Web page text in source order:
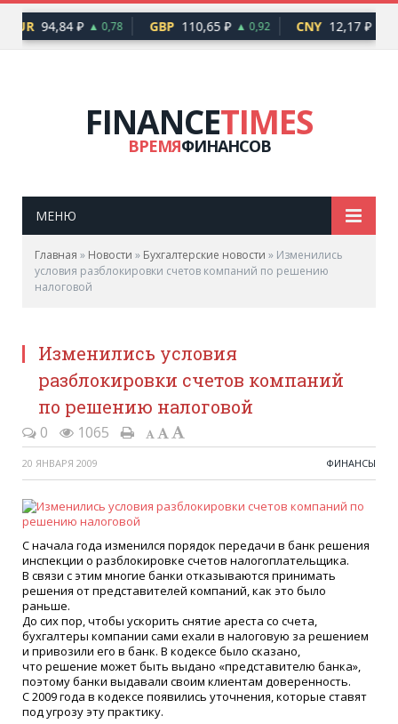
EUR 94,84 ₽ ▲ 0,78 GBP 110,65 ₽ ▲ 0,92 CNY 12,17 ₽ ▲
FINANCETIMES
ВРЕМЯФИНАНСОВ
МЕНЮ
Главная » Новости » Бухгалтерские новости » Изменились
условия разблокировки счетов компаний по решению
налоговой
Изменились условия
разблокировки счетов компаний
по решению налоговой
0 1065
20 ЯНВАРЯ 2009 ФИНАНСЫ
С начала года изменился порядок передачи в банк решения
инспекции о разблокировке счетов налогоплательщика.
В связи с этим многие банки отказываются принимать
решения от представителей компаний, как это было
раньше.
До сих пор, чтобы ускорить снятие ареста со счета,
бухгалтеры компании сами ехали в налоговую за решением
и привозили его в банк. В кодексе было сказано,
что решение может быть выдано «представителю банка»,
по­этому банки выдавали своим клиентам доверенность.
С 2009 года в кодексе появились уточнения, которые ставят
под угрозу эту практику.